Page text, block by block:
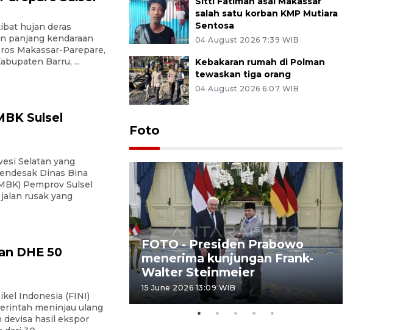
hujan deras
panjang kendaraan
Makassar-Parepare,
Barru, ...
Sulsel
Selatan yang
Dinas Bina
Pemprov Sulsel
rusak yang
DHE 50
Indonesia (FINI)
meninjau ulang
hasil ekspor
salah satu korban KMP Mutiara
Sentosa
04 August 2026 7:39 WIB
Kebakaran rumah di Polman
tewaskan tiga orang
04 August 2026 6:07 WIB
Foto
memperingati
Keraton
FOTO - Presiden Prabowo
menerima kunjungan Frank-
Walter Steinmeier
15 June 2026 13:09 WIB